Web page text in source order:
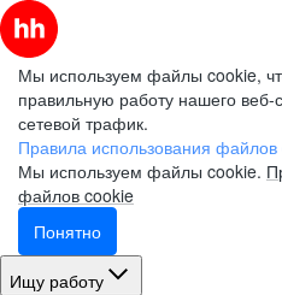
Мы используем файлы cookie,
правильную работу нашего веб-
сетевой трафик.
Правила использования файлов
Мы используем файлы cookie.
файлов cookie
Понятно
Ищу работу